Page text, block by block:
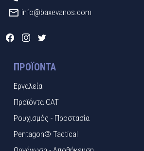
info@baxevanos.com
ΠΡΟΪΌΝΤΑ
Εργαλεία
Προϊόντα CAT
Ρουχισμός - Προστασία
Pentagon® Tactical